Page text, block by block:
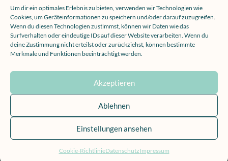
Um dir ein optimales Erlebnis zu bieten, verwenden wir Technologien wie
Cookies, um Geräteinformationen zu speichern und/oder darauf zuzugreifen.
Wenn du diesen Technologien zustimmst, können wir Daten wie das
Surfverhalten oder eindeutige IDs auf dieser Website verarbeiten. Wenn du
deine Zustimmung nicht erteilst oder zurückziehst, können bestimmte
Merkmale und Funktionen beeinträchtigt werden.
Akzeptieren
Ablehnen
Einstellungen ansehen
Cookie-RichtlinieDatenschutzImpressum
Calw, Ev. Stadtkirche St. Peter und Paul
Impressum Datenschutz
Cookie-Richtlinie (EU)
Designed by Alexandra - Image and Content |
Photographs by Teddy Artwork